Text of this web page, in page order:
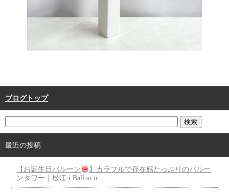
ブログトップ
最近の投稿
【お誕生日バルーン
】カラフルで存在感たっぷりのバルー
ンタワー｜松江 i Balloo n